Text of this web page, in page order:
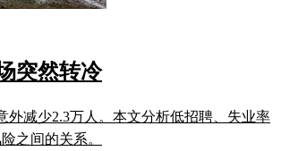
突然转冷
外减少2.3万人。本文分析低招聘、失业率
之间的关系。